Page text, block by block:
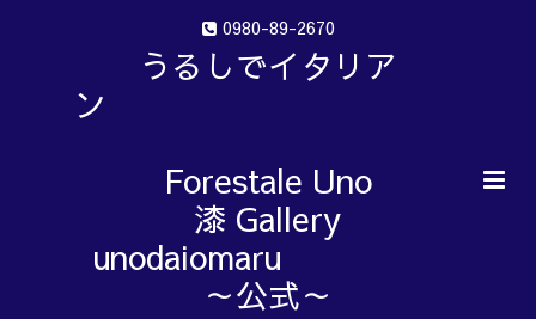
0980-89-2670
うるしでイタリア
ン
Forestale Uno
漆 Gallery
unodaiomaru
～公式～